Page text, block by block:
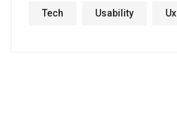
Tech Usability Ux